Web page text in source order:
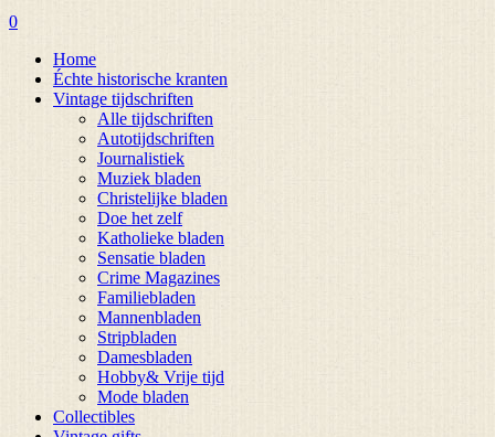
0
Home
Échte historische kranten
Vintage tijdschriften
Alle tijdschriften
Autotijdschriften
Journalistiek
Muziek bladen
Christelijke bladen
Doe het zelf
Katholieke bladen
Sensatie bladen
Crime Magazines
Familiebladen
Mannenbladen
Stripbladen
Damesbladen
Hobby& Vrije tijd
Mode bladen
Collectibles